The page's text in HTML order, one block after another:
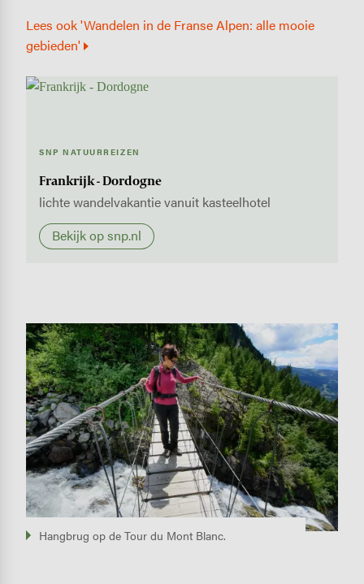
SNP NATUURREIZEN
Frankrijk - Dordogne
lichte wandelvakantie vanuit kasteelhotel
Bekijk op snp.nl
Lees ook 'Wandelen in de Franse Alpen: alle mooie
gebieden'
Image
Hangbrug op de Tour du Mont Blanc.